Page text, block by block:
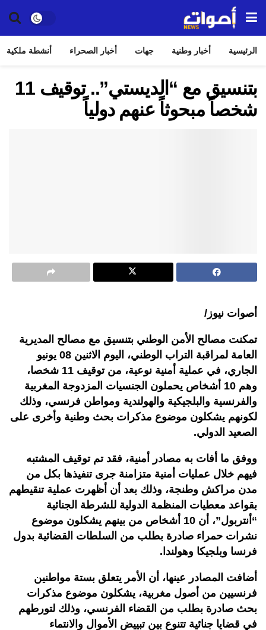
الرئيسية أخبار وطنية جهات أخبار الصحراء أنشطة ملكية
بتنسيق مع “الديستي”.. توقيف 11
شخصاً مبحوثاً عنهم دولياً
أصوات نيوز/
تمكنت مصالح الأمن الوطني بتنسيق مع مصالح المديرية
العامة لمراقبة التراب الوطني، اليوم الاثنين 08 يونيو
الجاري، في عملية أمنية نوعية، من توقيف 11 شخصا،
وهم 10 أشخاص يحملون الجنسيات المزدوجة المغربية
والفرنسية والبلجيكية والهولندية ومواطن فرنسي، وذلك
لكونهم يشكلون موضوع مذكرات بحث وطنية وأخرى على
الصعيد الدولي.
ووفق ما أفات به مصادر أمنية، فقد تم توقيف المشتبه
فيهم خلال عمليات أمنية متزامنة جرى تنفيذها بكل من
مدن مراكش وطنجة، وذلك بعد أن أظهرت عملية تنقيطهم
بقواعد معطيات المنظمة الدولية للشرطة الجنائية
“أنتربول”، أن 10 أشخاص من بينهم يشكلون موضوع
نشرات حمراء صادرة بطلب من السلطات القضائية بدول
فرنسا وبلجيكا وهولندا .
أضافت المصادر عينها، أن الأمر يتعلق بستة مواطنين
فرنسيين من أصول مغربية، يشكلون موضوع مذكرات
بحث صادرة بطلب من القضاء الفرنسي، وذلك لتورطهم
في قضايا جنائية تتنوع بين تبييض الأموال والانتماء